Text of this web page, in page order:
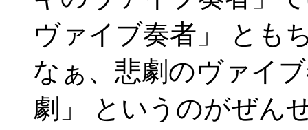
ヴァイブ奏者」 とも
なぁ、悲劇のヴァイ
劇」 というのがぜん